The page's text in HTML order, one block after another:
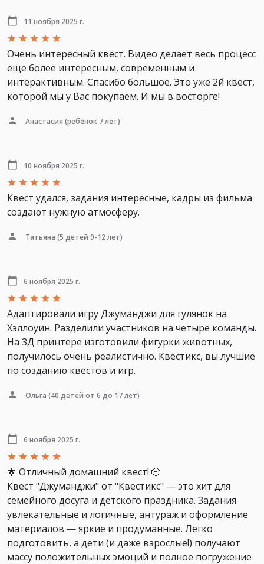
11 ноября 2025 г.
Очень интересный квест. Видео делает весь процесс
еще более интересным, современным и
интерактивным. Спасибо большое. Это уже 2й квест,
которой мы у Вас покупаем. И мы в восторге!
Анастасия (ребёнок 7 лет)
10 ноября 2025 г.
Квест удался, задания интересные, кадры из фильма
создают нужную атмосферу.
Татьяна (5 детей 9-12 лет)
6 ноября 2025 г.
Адаптировали игру Джуманджи для гулянок на
Хэллоуин. Разделили участников на четыре команды.
На 3Д принтере изготовили фигурки животных,
получилось очень реалистично. Квестикс, вы лучшие
по созданию квестов и игр.
Ольга (40 детей от 6 до 17 лет)
6 ноября 2025 г.
🌟 Отличный домашний квест! 🎲
​Квест "Джуманджи" от "Квестикс" — это хит для
семейного досуга и детского праздника. Задания
увлекательные и логичные, антураж и оформление
материалов — яркие и продуманные. Легко
подготовить, а дети (и даже взрослые!) получают
массу положительных эмоций и полное погружение